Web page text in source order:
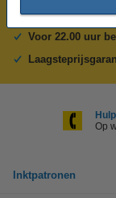
Meer dan 5
Voor 22.00 uur
Op
Inktpatronen